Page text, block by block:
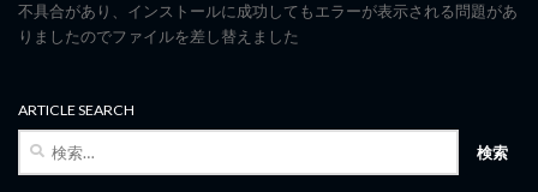
不具合があり、インストールに成功してもエラーが表示される問題があ
りましたのでファイルを差し替えました
ARTICLE SEARCH
検